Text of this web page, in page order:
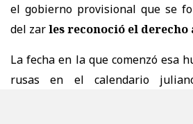
el gobierno provisional que se
del zarles reconoció el derecho
La fecha en la que comenzó esa
rusas en el calendario